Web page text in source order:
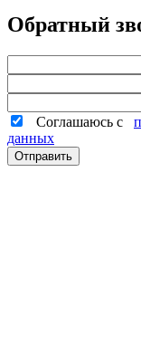
Обратный
Соглашаюсь с
данных
Отправить